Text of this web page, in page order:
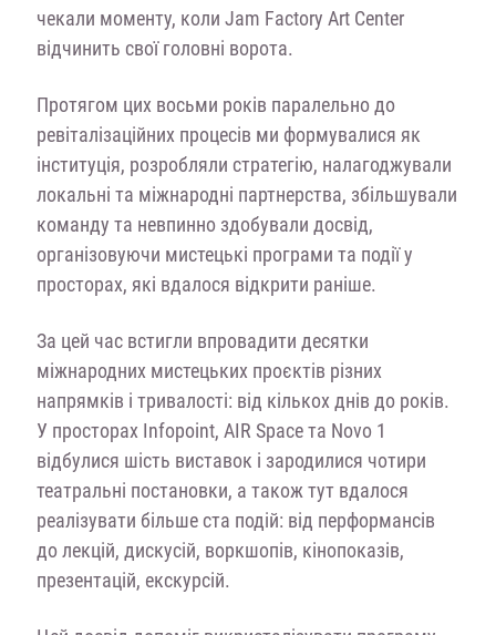
чекали моменту, коли Jam Factory Art Center
відчинить свої головні ворота.
Протягом цих восьми років паралельно до
ревіталізаційних процесів ми формувалися як
інституція, розробляли стратегію, налагоджували
локальні та міжнародні партнерства, збільшували
команду та невпинно здобували досвід,
організовуючи мистецькі програми та події у
просторах, які вдалося відкрити раніше.
За цей час встигли впровадити десятки
міжнародних мистецьких проєктів різних
напрямків і тривалості: від кількох днів до років.
У просторах Infopoint, AIR Space та Novo 1
відбулися шість виставок і зародилися чотири
театральні постановки, а також тут вдалося
реалізувати більше ста подій: від перформансів
до лекцій, дискусій, воркшопів, кінопоказів,
презентацій, екскурсій.